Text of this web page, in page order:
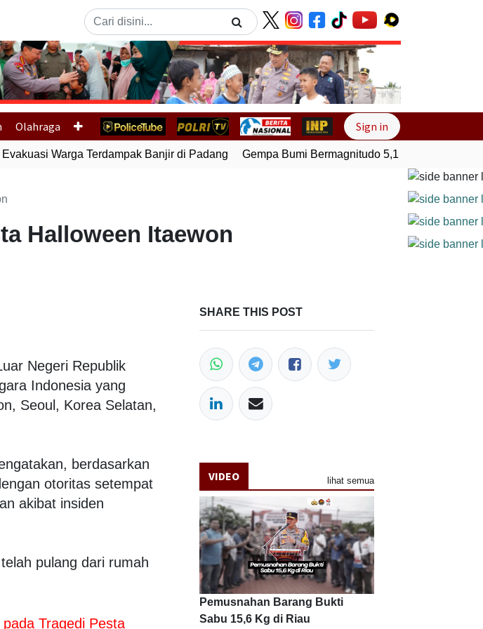
Next
Olahraga Sign in
Warga Terdampak Banjir di Padang Gempa Bumi Bermagnitudo 5,1 Kembali
Halloween Itaewon
Negeri Republik
Indonesia yang
Seoul, Korea Selatan,
berdasarkan
otoritas setempat
akibat insiden
pulang dari rumah
Tragedi Pesta
SHARE THIS POST
VIDEO lihat semua
Pemusnahan Barang Bukti
Sabu 15,6 Kg di Riau